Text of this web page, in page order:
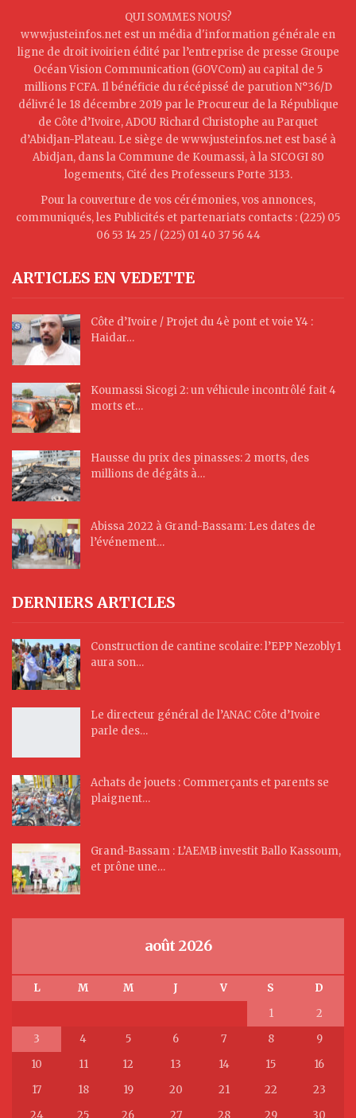
QUI SOMMES NOUS?
www.justeinfos.net est un média d'information générale en
ligne de droit ivoirien édité par l’entreprise de presse Groupe
Océan Vision Communication (GOVCom) au capital de 5
millions FCFA. Il bénéficie du récépissé de parution N°36/D
délivré le 18 décembre 2019 par le Procureur de la République
de Côte d’Ivoire, ADOU Richard Christophe au Parquet
d’Abidjan-Plateau. Le siège de www.justeinfos.net est basé à
Abidjan, dans la Commune de Koumassi, à la SICOGI 80
logements, Cité des Professeurs Porte 3133.
Pour la couverture de vos cérémonies, vos annonces,
communiqués, les Publicités et partenariats contacts : (225) 05
06 53 14 25 / (225) 01 40 37 56 44
ARTICLES EN VEDETTE
Côte d’Ivoire / Projet du 4è pont et voie Y4 :
Haidar…
Koumassi Sicogi 2: un véhicule incontrôlé fait 4
morts et…
Hausse du prix des pinasses: 2 morts, des
millions de dégâts à…
Abissa 2022 à Grand-Bassam: Les dates de
l’événement…
DERNIERS ARTICLES
Construction de cantine scolaire: l’EPP Nezobly1
aura son…
Le directeur général de l’ANAC Côte d’Ivoire
parle des…
Achats de jouets : Commerçants et parents se
plaignent…
Grand-Bassam : L’AEMB investit Ballo Kassoum,
et prône une…
août 2026
L M M J V S
D
1
2
3
4 5 6 7 8
9
10
11 12 13 14 15
16
17
18 19 20 21 22
23
24
25 26 27 28 29 30